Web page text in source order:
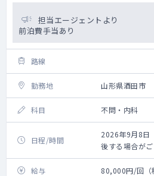
担当エージェントより
前泊費手当あり
路線
勤務地 山形県酒田市
科目 不問・内科
日程/時間
2026年9月8日
後する場合が
給与 80,000円/回（